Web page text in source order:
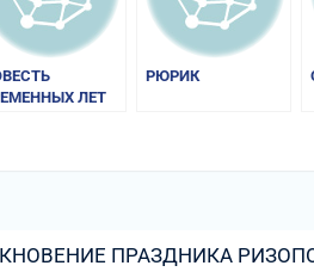
ЛЕТ
РЮРИК
ПРАЗДНИКА